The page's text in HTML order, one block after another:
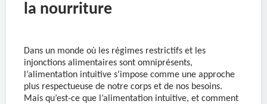
la nourriture
Dans un monde où les régimes restrictifs et les
injonctions alimentaires sont omniprésents,
l’alimentation intuitive s’impose comme une approche
plus respectueuse de notre corps et de nos besoins.
Mais qu’est-ce que l’alimentation intuitive, et comment